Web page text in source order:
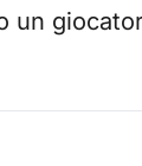
un